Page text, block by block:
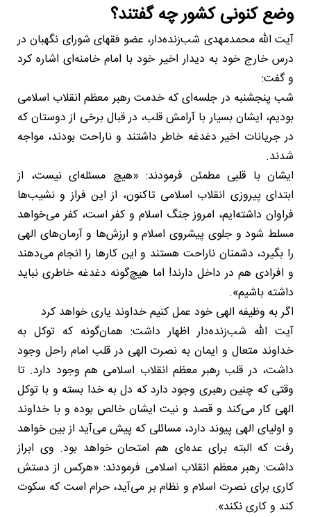
وضع کنونی کشور چه گفتند؟
آیت الله محمدمهدی شب‌زنده‌دار، عضو فقهای شورای نگهبان در
درس خارج خود به دیدار اخیر خود با امام خامنه‌ای اشاره کرد
و گفت:
شب پنجشنبه در جلسه‌ای که خدمت رهبر معظم انقلاب اسلامی
بودیم، ایشان بسیار با آرامش قلب، در قبال برخی از دوستان که
در جریانات اخیر دغدغه خاطر داشتند و ناراحت بودند، مواجه
شدند.
ایشان با قلبی مطمئن فرمودند: «هیچ مسئله‌ای نیست، از
ابتدای پیروزی انقلاب اسلامی تاکنون، از این فراز و نشیب‌ها
فراوان داشته‌ایم، امروز جنگ اسلام و کفر است، کفر می‌خواهد
مسلط شود و جلوی پیشروی اسلام و ارزش‌ها و آرمان‌های الهی
را بگیرد، دشمنان ناراحت هستند و این کارها را انجام می‌دهند
و افرادی هم در داخل دارند! اما هیچ‌گونه دغدغه خاطری نباید
داشته باشیم».
اگر به وظیفه الهی خود عمل کنیم خداوند یاری خواهد کرد
آیت الله شب‌زنده‌دار اظهار داشت: همان‌گونه که توکل به
خداوند متعال و ایمان به نصرت الهی در قلب امام راحل وجود
داشت، در قلب رهبر معظم انقلاب اسلامی هم وجود دارد. تا
وقتی که چنین رهبری وجود دارد که دل به خدا بسته و با توکل
الهی کار می‌کند و قصد و نیت ایشان خالص بوده و با خداوند
و اولیای الهی پیوند دارد، مسائلی که پیش می‌آید از بین خواهد
رفت که البته برای عده‌ای هم امتحان خواهد بود. وی ابراز
داشت: رهبر معظم انقلاب اسلامی فرمودند: «هرکس از دستش
کاری برای نصرت اسلام و نظام بر می‌آید، حرام است که سکوت
کند و کاری نکند».